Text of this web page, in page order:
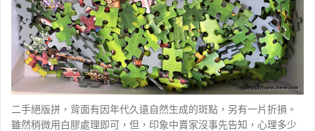
二手絕版拼，背面有因年代久遠自然生成的斑點，另有一片折損。
雖然稍微用白膠處理即可，但，印象中賣家沒事先告知，心理多少